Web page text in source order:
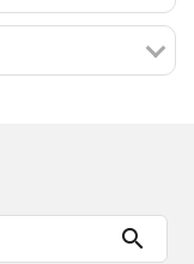
search